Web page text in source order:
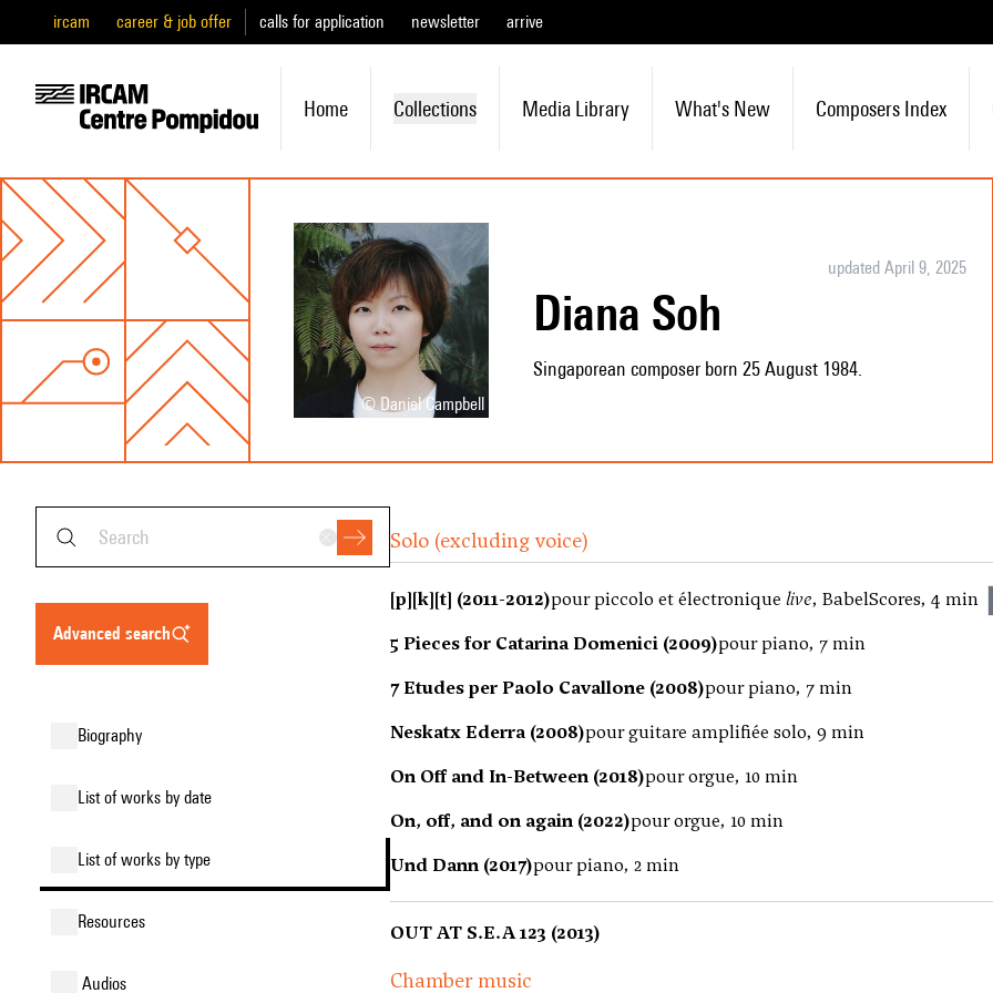
ircam career & job offer calls for application newsletter arrive
Home Collections Media Library What's New Composers Index
© Daniel Campbell
updated April 9, 2025
Diana Soh
Singaporean composer born 25 August 1984.
advanced search
biography
list of works by date
list of works by type
resources
audios
Solo (excluding voice)
[p][k][t] (2011-2012)pour piccolo et électronique live, BabelScores, 4 min
5 Pieces for Catarina Domenici (2009)pour piano, 7 min
7 Etudes per Paolo Cavallone (2008)pour piano, 7 min
Neskatx Ederra (2008)pour guitare amplifiée solo, 9 min
On Off and In-Between (2018)pour orgue, 10 min
On, off, and on again (2022)pour orgue, 10 min
Und Dann (2017)pour piano, 2 min
OUT AT S.E.A 123 (2013)
Chamber music